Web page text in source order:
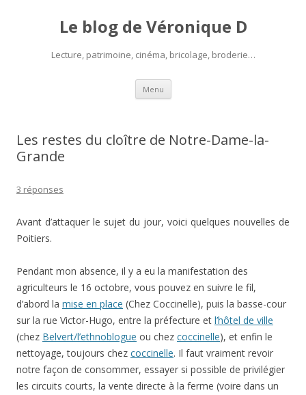
Le blog de Véronique D
Lecture, patrimoine, cinéma, bricolage, broderie…
Menu Aller
contenu
Les restes du cloître de Notre-Dame-la-
Grande
3 réponses
Avant d’attaquer le sujet du jour, voici quelques nouvelles de
Poitiers.
Pendant mon absence, il y a eu la manifestation des
agriculteurs le 16 octobre, vous pouvez en suivre le fil,
d’abord la mise en place (Chez Coccinelle), puis la basse-cour
sur la rue Victor-Hugo, entre la préfecture et l’hôtel de ville
(chez Belvert/l’ethnoblogue ou chez coccinelle), et enfin le
nettoyage, toujours chez coccinelle. Il faut vraiment revoir
notre façon de consommer, essayer si possible de privilégier
les circuits courts, la vente directe à la ferme (voire dans un